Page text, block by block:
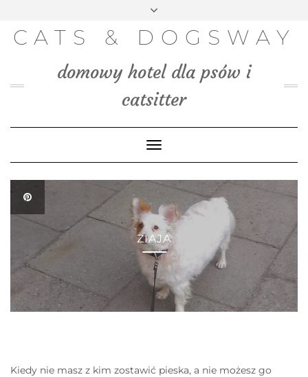
content
MEDIA
KONTAKT
CATS & DOGSWAY
domowy hotel dla psów i
catsitter
Toggle
Navigation
ZIAJA
Kiedy nie masz z kim zostawić pieska, a nie możesz go